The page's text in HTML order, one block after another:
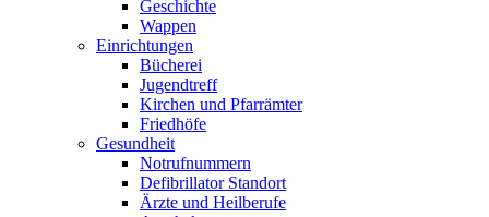
Geschichte
Wappen
Einrichtungen
Bücherei
Jugendtreff
Kirchen und Pfarrämter
Friedhöfe
Gesundheit
Notrufnummern
Defibrillator Standort
Ärzte und Heilberufe